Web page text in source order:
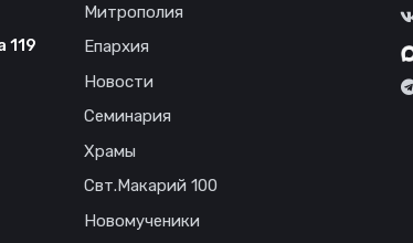
119
Митрополия
Епархия
Новости
Семинария
Храмы
Свт.Макарий 100
Новомученики